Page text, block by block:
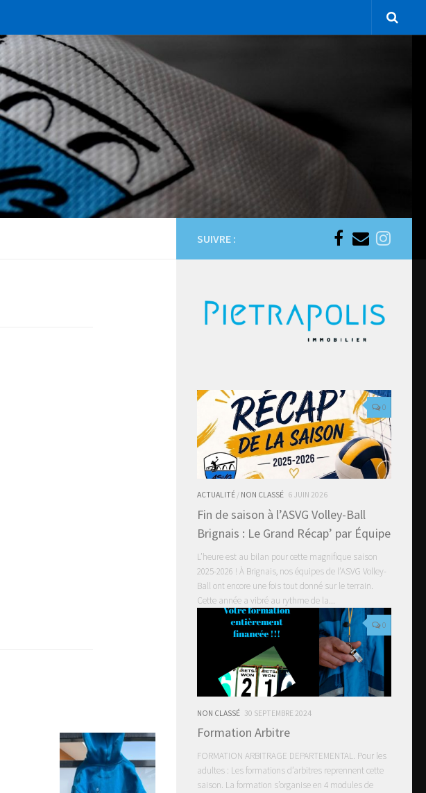
SUIVRE :
0
ACTUALITÉ / NON CLASSÉ 6 JUIN 2026
Fin de saison à l’ASVG Volley-Ball
Brignais : Le Grand Récap’ par Équipe
L’heure est au bilan pour cette magnifique saison
2025-2026 ! À Brignais, nos équipes de l’ASVG Volley-
Ball ont encore une fois tout donné sur le terrain.
Cette année a vibré au rythme de la...
0
NON CLASSÉ 30 SEPTEMBRE 2024
Formation Arbitre
FORMATION ARBITRAGE DEPARTEMENTAL. Pour les
adultes : Les formations d’arbitres reprennent cette
saison. La formation s’organise en 4 modules de